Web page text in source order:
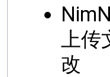
上传
改